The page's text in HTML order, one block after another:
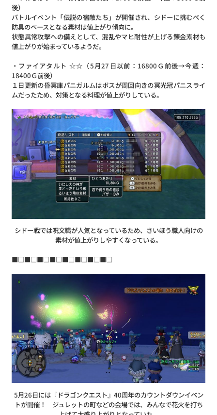
後）
バトルイベント「伝説の宿敵たち」が開催され、シドーに挑むべく
防具のベースとなる素材は値上がり傾向に。
状態異常攻撃への備えとして、混乱やマヒ耐性が上げる錬金素材も
値上がりが始まっているようだ。
・ファイアタルト ☆☆（5月27日以前：16800Ｇ前後→今週：
18400Ｇ前後）
１日更新の昏冥庫パニガルムはボスが周回向きの冥光冠パニスライ
ムだったため、対策となる料理が値上がりしている。
シドー戦では呪文職が人気となっているため、さいほう職人向けの
素材が値上がりしやすくなっている。
■□■□■□■□■□■□■□■□
5月26日には『ドラゴンクエスト』40周年のカウントダウンイベン
トが開催！ ジュレットの町などの会場では、みんなで花火を打ち